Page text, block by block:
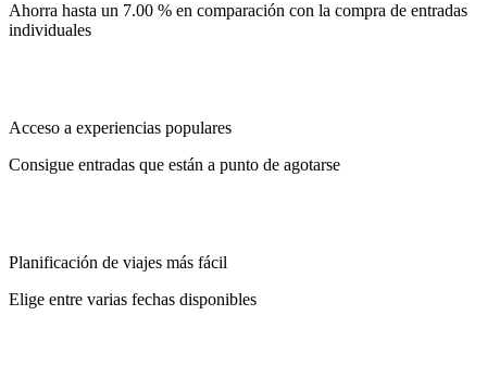
Ahorra hasta un 7.00 % en comparación con la compra de entradas
individuales
Acceso a experiencias populares
Consigue entradas que están a punto de agotarse
Planificación de viajes más fácil
Elige entre varias fechas disponibles